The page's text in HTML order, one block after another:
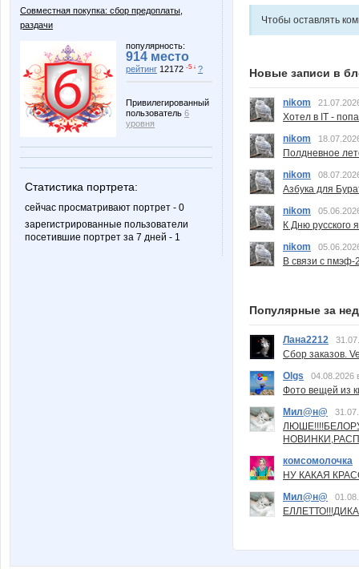
Совместная покупка: сбор предоплаты,
раздачи
популярность:
914 место
рейтинг 12172 -5 ↓ ?
Привилегированный
пользователь 6
уровня
Статистика портрета:
сейчас просматривают портрет - 0
зарегистрированные пользователи
посетившие портрет за 7 дней - 1
Чтобы оставлять
Новые записи в
nikom
Хотел в IT -
nikom
Полдневное
nikom
Азбука для
nikom
К Дню русского
nikom
В связи с пмэф-
Популярные за
Лана2212
Сбор заказов.
Olgs
04.08.2026
Фото вещей из
Мил@н@
комсомолочка
НУ КАКАЯ
Мил@н@